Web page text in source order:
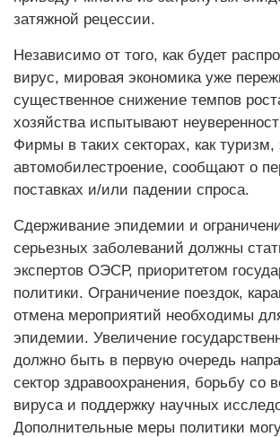
затяжной рецессии.
Независимо от того, как будет
вирус, мировая экономика уже
существенное снижение темпов
хозяйства испытывают
Фирмы в таких секторах, как туризм,
автомобилестроение, сообщают о
поставках и/или падении спроса.
Сдерживание эпидемии и
серьезных заболеваний должны
экспертов ОЭСР, приоритетом
политики. Ограничение поездок,
отмена мероприятий необходимы
эпидемии. Увеличение
должно быть в первую очередь
сектор здравоохранения, борьбу со
вируса и поддержку научных
Дополнительные меры политики